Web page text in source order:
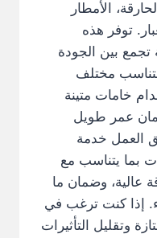
الأمطار
توفر هذه
تجمع بين الجودة
لتناسب مختلف
خامات متينة
عمر طويل
العمل خدمة
بما يتناسب مع
عالية، وضمان ما
إذا كنت ترغب في
وتقليل التأثيرات